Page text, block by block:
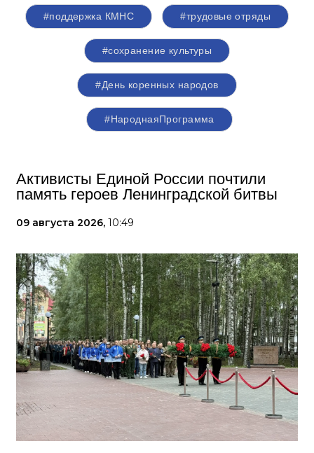
#поддержка КМНС #трудовые отряды
#сохранение культуры
#День коренных народов
#НароднаяПрограмма
Активисты Единой России почтили
память героев Ленинградской битвы
09 августа 2026, 10:49